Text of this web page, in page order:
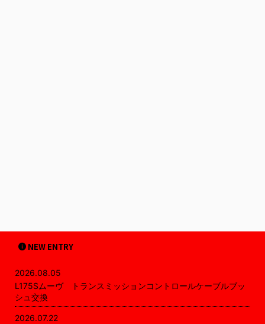
NEW ENTRY
2026.08.05
L175Sムーヴ トランスミッションコントロールケーブルブッ
シュ交換
2026.07.22